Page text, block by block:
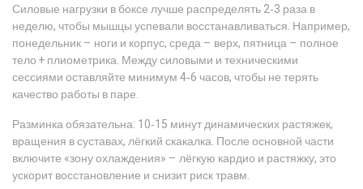
Силовые нагрузки в боксе лучше распределять 2‑3 раза в
неделю, чтобы мышцы успевали восстанавливаться. Например,
понедельник – ноги и корпус, среда – верх, пятница – полное
тело + плиометрика. Между силовыми и техническими
сессиями оставляйте минимум 4‑6 часов, чтобы не терять
качество работы в паре.
Разминка обязательна: 10‑15 минут динамических растяжек,
вращения в суставах, лёгкий скакалка. После основной части
включите «зону охлаждения» – лёгкую кардио и растяжку, это
ускорит восстановление и снизит риск травм.